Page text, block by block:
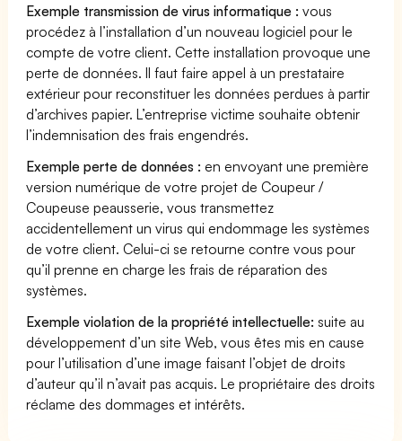
Exemple transmission de virus informatique : vous
procédez à l’installation d’un nouveau logiciel pour le
compte de votre client. Cette installation provoque une
perte de données. Il faut faire appel à un prestataire
extérieur pour reconstituer les données perdues à partir
d’archives papier. L’entreprise victime souhaite obtenir
l’indemnisation des frais engendrés.
Exemple perte de données : en envoyant une première
version numérique de votre projet de Coupeur /
Coupeuse peausserie, vous transmettez
accidentellement un virus qui endommage les systèmes
de votre client. Celui-ci se retourne contre vous pour
qu’il prenne en charge les frais de réparation des
systèmes.
Exemple violation de la propriété intellectuelle: suite au
développement d’un site Web, vous êtes mis en cause
pour l’utilisation d’une image faisant l’objet de droits
d’auteur qu’il n’avait pas acquis. Le propriétaire des droits
réclame des dommages et intérêts.